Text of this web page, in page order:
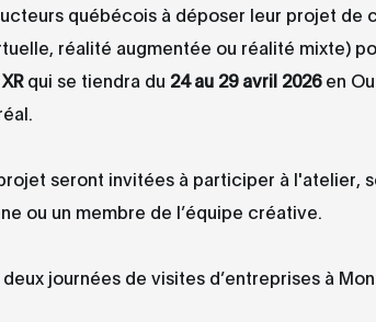
québécois à déposer leur projet de
réalité augmentée ou réalité mixte)
qui se tiendra du 24 au 29 avril 2026en
seront invitées à participer à l'atelier,
ou un membre de l’équipe créative.
journées de visites d’entreprises à